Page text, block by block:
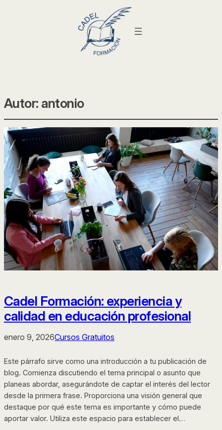
Autor: antonio
Cadel Formación: experiencia y
calidad en educación profesional
enero 9, 2026Cursos Gratuitos
Este párrafo sirve como una introducción a tu publicación de
blog. Comienza discutiendo el tema principal o asunto que
planeas abordar, asegurándote de captar el interés del lector
desde la primera frase. Proporciona una visión general que
destaque por qué este tema es importante y cómo puede
aportar valor. Utiliza este espacio para establecer el…